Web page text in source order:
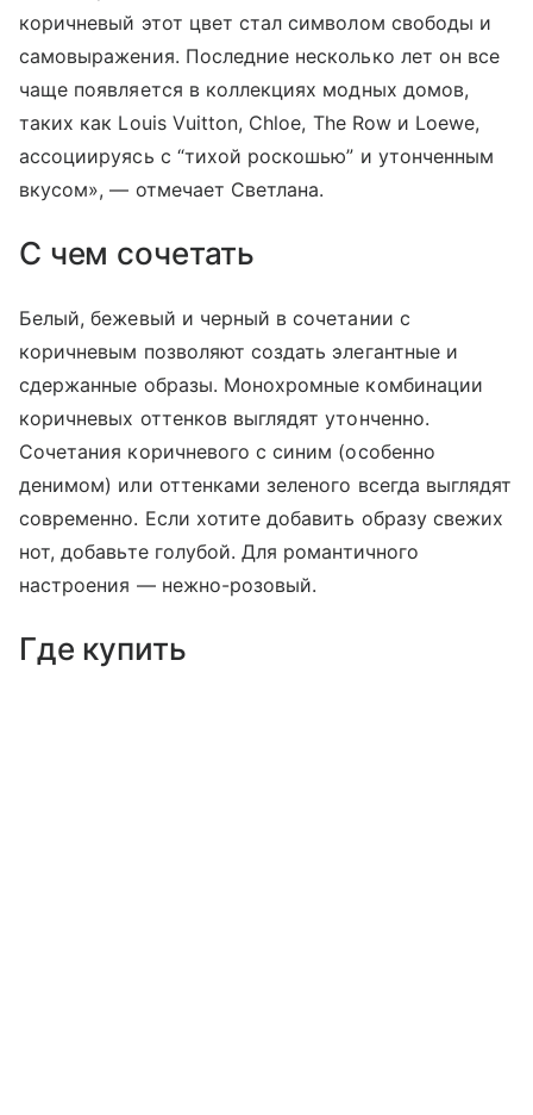
коричневый этот цвет стал символом свободы и
самовыражения. Последние несколько лет он все
чаще появляется в коллекциях модных домов,
таких как Louis Vuitton, Chloe, The Row и Loewe,
ассоциируясь с “тихой роскошью” и утонченным
вкусом», — отмечает Светлана.
С чем сочетать
Белый, бежевый и черный в сочетании с
коричневым позволяют создать элегантные и
сдержанные образы. Монохромные комбинации
коричневых оттенков выглядят утонченно.
Сочетания коричневого с синим (особенно
денимом) или оттенками зеленого всегда выглядят
современно. Если хотите добавить образу свежих
нот, добавьте голубой. Для романтичного
настроения — нежно-розовый.
Где купить